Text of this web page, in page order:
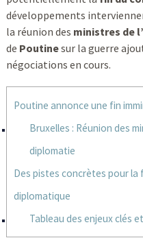
développements
la réunion des ministres de
de Poutinesur la guerre
négociations en cours.
Poutine annonce une fin
Bruxelles : Réunion des
diplomatie
Des pistes concrètes pour la
diplomatique
Tableau des enjeux clés